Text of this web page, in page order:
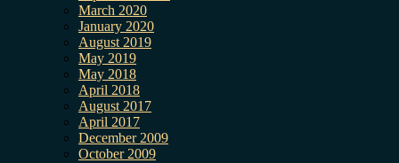
March 2020
January 2020
August 2019
May 2019
May 2018
April 2018
August 2017
April 2017
December 2009
October 2009